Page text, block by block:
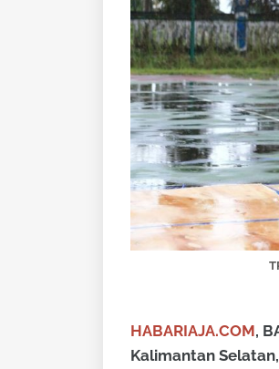
HABARIAJA.COM,
Kalimantan